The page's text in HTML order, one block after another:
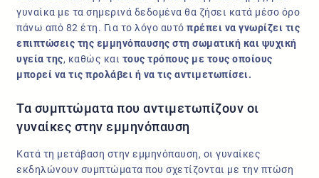
γυναίκα με τα σημερινά δεδομένα θα ζήσει κατά μέσο όρο
πάνω από 82 έτη. Για το λόγο αυτό πρέπει να γνωρίζει τις
επιπτώσεις της εμμηνόπαυσης στη σωματική και ψυχική
υγεία της, καθώς και τους τρόπους με τους οποίους
μπορεί να τις προλάβει ή να τις αντιμετωπίσει.
Τα συμπτώματα που αντιμετωπίζουν οι
γυναίκες στην εμμηνόπαυση
Κατά τη μετάβαση στην εμμηνόπαυση, οι γυναίκες
εκδηλώνουν συμπτώματα που σχετίζονται με την πτώση